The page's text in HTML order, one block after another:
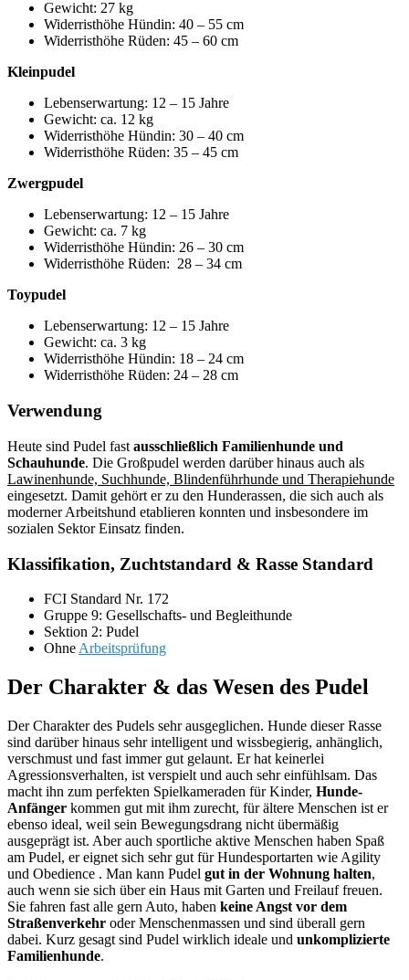
Gewicht: 27 kg
Widerristhöhe Hündin: 40 – 55 cm
Widerristhöhe Rüden: 45 – 60 cm
Kleinpudel
Lebenserwartung: 12 – 15 Jahre
Gewicht: ca. 12 kg
Widerristhöhe Hündin: 30 – 40 cm
Widerristhöhe Rüden: 35 – 45 cm
Zwergpudel
Lebenserwartung: 12 – 15 Jahre
Gewicht: ca. 7 kg
Widerristhöhe Hündin: 26 – 30 cm
Widerristhöhe Rüden: 28 – 34 cm
Toypudel
Lebenserwartung: 12 – 15 Jahre
Gewicht: ca. 3 kg
Widerristhöhe Hündin: 18 – 24 cm
Widerristhöhe Rüden: 24 – 28 cm
Verwendung
Heute sind Pudel fast ausschließlich Familienhunde und
Schauhunde. Die Großpudel werden darüber hinaus auch als
Lawinenhunde, Suchhunde, Blindenführhunde und Therapiehunde
eingesetzt. Damit gehört er zu den Hunderassen, die sich auch als
moderner Arbeitshund etablieren konnten und insbesondere im
sozialen Sektor Einsatz finden.
Klassifikation, Zuchtstandard & Rasse Standard
FCI Standard Nr. 172
Gruppe 9: Gesellschafts- und Begleithunde
Sektion 2: Pudel
Ohne Arbeitsprüfung
Der Charakter & das Wesen des Pudel
Der Charakter des Pudels sehr ausgeglichen. Hunde dieser Rasse
sind darüber hinaus sehr intelligent und wissbegierig, anhänglich,
verschmust und fast immer gut gelaunt. Er hat keinerlei
Agressionsverhalten, ist verspielt und auch sehr einfühlsam. Das
macht ihn zum perfekten Spielkameraden für Kinder, Hunde-
Anfänger kommen gut mit ihm zurecht, für ältere Menschen ist er
ebenso ideal, weil sein Bewegungsdrang nicht übermäßig
ausgeprägt ist. Aber auch sportliche aktive Menschen haben Spaß
am Pudel, er eignet sich sehr gut für Hundesportarten wie Agility
und Obedience . Man kann Pudel gut in der Wohnung halten,
auch wenn sie sich über ein Haus mit Garten und Freilauf freuen.
Sie fahren fast alle gern Auto, haben keine Angst vor dem
Straßenverkehr oder Menschenmassen und sind überall gern
dabei. Kurz gesagt sind Pudel wirklich ideale und unkomplizierte
Familienhunde.